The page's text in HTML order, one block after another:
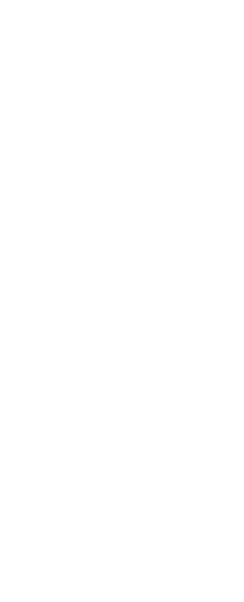
Label
en
creaties met
De Haakfabriek!
aan vormen,
hartjes en
unieke en
al je gehaakte of
leren
om je creativiteit te
Elk
met oog voor detail
te